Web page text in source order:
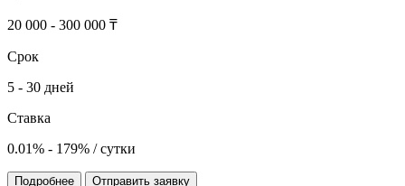
20 000 - 300 000 ₸
Срок
5 - 30 дней
Ставка
0.01% - 179% / сутки
Подробнее Отправить заявку